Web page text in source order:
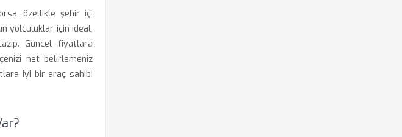
özellikle şehir içi
yolculuklar için ideal.
Güncel fiyatlara
net belirlemeniz
iyi bir araç sahibi